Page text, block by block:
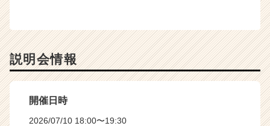
説明会情報
開催日時
2026/07/10 18:00〜19:30